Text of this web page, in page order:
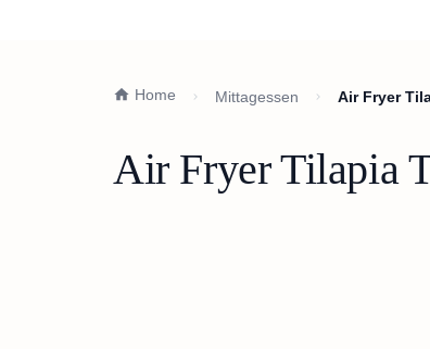
Home Mittagessen Air Fryer
Air Fryer Tilapia